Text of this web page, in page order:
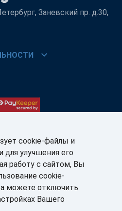
Заневский пр. д.30,
chevron_right
ПАРТНЁРАМ:
+7 (812) 327-5025
partner@softbalance.ru
cookie-файлы и
для улучшения его
работу с сайтом, Вы
cookie-
можете отключить
Вашего